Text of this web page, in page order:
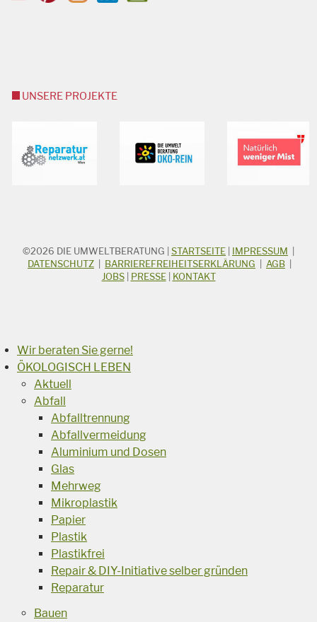
UNSERE PROJEKTE
STICHWORTSUCHE
Suchbegriff
©2026 DIE UMWELTBERATUNG STARTSEITE IMPRESSUM
DATENSCHUTZ
BARRIEREFREIHEITSERKLÄRUNG AGB
JOBS| PRESSE| KONTAKT
Wir beraten Sie gerne!
ÖKOLOGISCH LEBEN
Aktuell
Abfall
Abfalltrennung
Abfallvermeidung
Aluminium und Dosen
Glas
Mehrweg
Mikroplastik
Papier
Plastik
Plastikfrei
Repair & DIY-Initiative selber gründen
Reparatur
Bauen